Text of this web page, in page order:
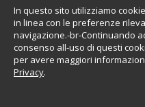
MOSTRA POSIZIONE
VAI AL SITO DESKTOP
In questo sito utilizziamo
in linea con le preferenze
navigazione.-br-Continuando
consenso all-uso di questi
per avere maggiori
Privacy.